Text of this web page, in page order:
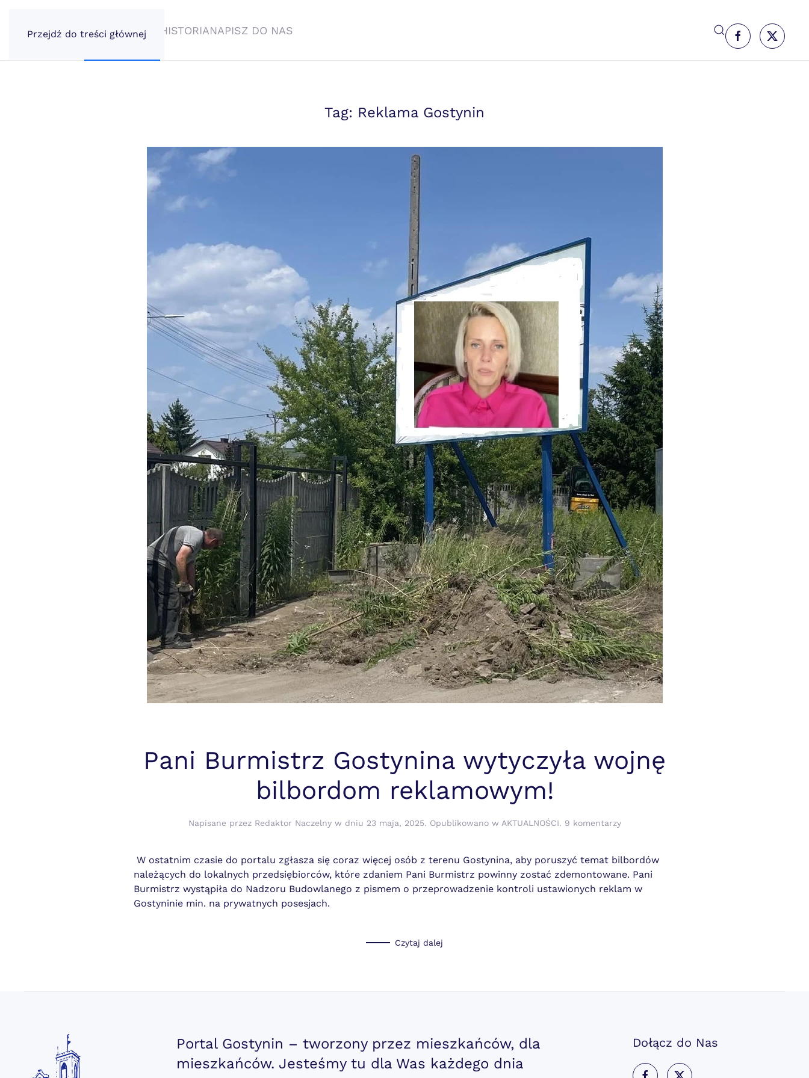
Przejdź do treści głównej
AKTUALNOŚCI HISTORIANAPISZ DO NAS
Tag: Reklama Gostynin
Pani Burmistrz Gostynina wytyczyła wojnę
bilbordom reklamowym!
Napisane przez Redaktor Naczelnyw dniu 23 maja, 2025. Opublikowano w AKTUALNOŚCI. 9 komentarzydo
Gostynina
wojnę
bilbordom
W ostatnim czasie do portalu zgłasza się coraz więcej osób z terenu Gostynina, aby poruszyć temat bilbordów
należących do lokalnych przedsiębiorców, które zdaniem Pani Burmistrz powinny zostać zdemontowane. Pani
Burmistrz wystąpiła do Nadzoru Budowlanego z pismem o przeprowadzenie kontroli ustawionych reklam w
Gostyninie min. na prywatnych posesjach.
Czytaj dalej
Portal Gostynin – tworzony przez mieszkańców, dla
mieszkańców. Jesteśmy tu dla Was każdego dnia
Dołącz do Nas